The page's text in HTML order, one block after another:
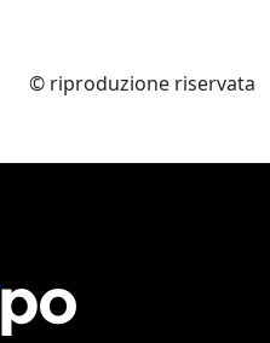
© riproduzione riservata